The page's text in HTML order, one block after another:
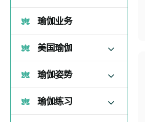
瑜伽业务
美国瑜伽
瑜伽姿势
瑜伽练习